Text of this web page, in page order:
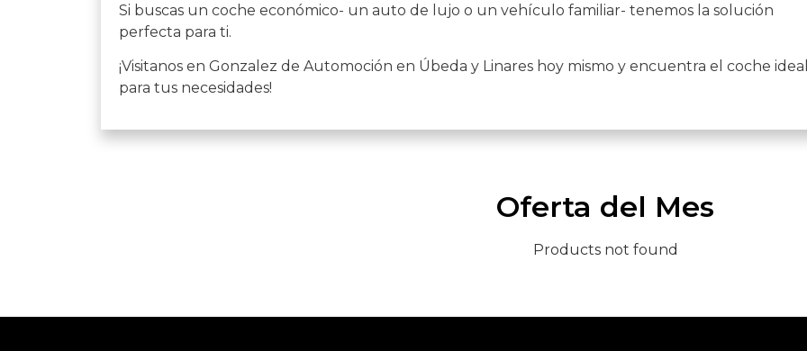
Si buscas un coche económico- un auto de lujo o un vehículo familiar- tenemos la solución
perfecta para ti.
¡Visitanos en Gonzalez de Automoción en Úbeda y Linares hoy mismo y encuentra el coche
para tus necesidades!
Oferta del Mes
Products not found